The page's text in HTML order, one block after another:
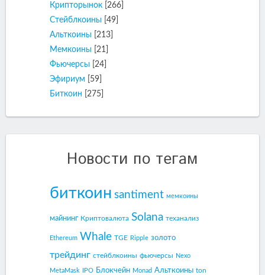
Крипторынок
[266]
Стейблкоины [49]
Альткоины
[213]
Мемкоины
[21]
Фьючерсы
[24]
Эфириум
[59]
Биткоин
[275]
Новости по тегам
биткоин santiment мемкоины
майнинг Криптовалюта Solana теханализ
Ethereum Whale TGE Ripple золото
трейдинг стейблкоины фьючерсы Nexo
MetaMask IPO Блокчейн Monad Альткоины ton